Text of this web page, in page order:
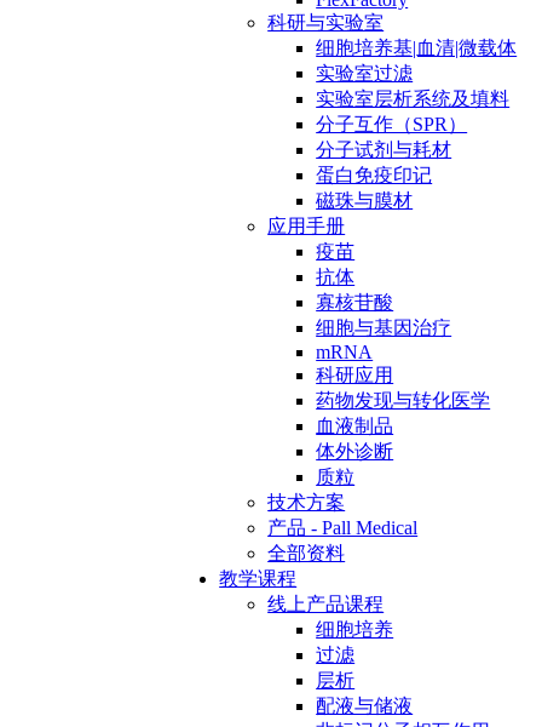
科研与实验室
细胞培养基|血清|微载体
实验室过滤
实验室层析系统及填料
分子互作（SPR）
分子试剂与耗材
蛋白免疫印记
磁珠与膜材
应用手册
疫苗
抗体
寡核苷酸
细胞与基因治疗
mRNA
科研应用
药物发现与转化医学
血液制品
体外诊断
质粒
技术方案
产品 - Pall Medical
全部资料
教学课程
线上产品课程
细胞培养
过滤
层析
配液与储液